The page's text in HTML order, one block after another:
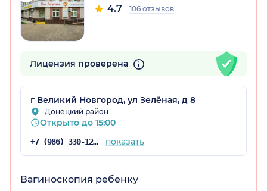
4.7 106 отзывов
Лицензия проверена
г Великий Новгород, ул Зелёная, д 8
Донецкий район
Открыто до 15:00
+7 (986) 330-12-64 показать
Вагиноскопия ребенку